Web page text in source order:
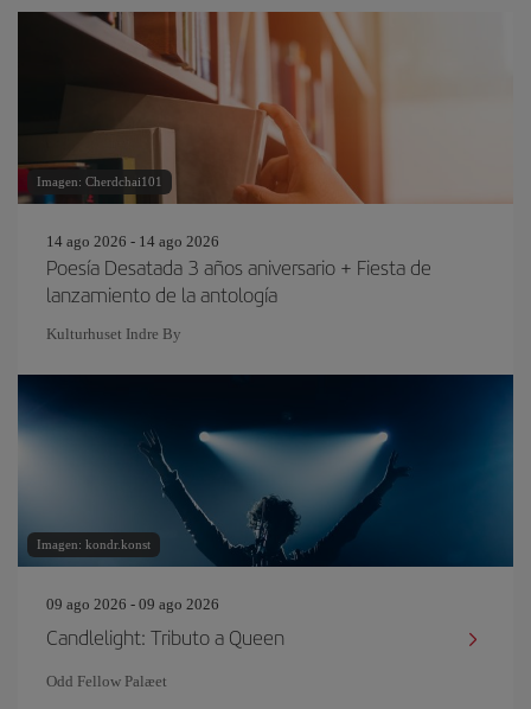
Imagen: Cherdchai101
14 ago 2026 - 14 ago 2026
Poesía Desatada 3 años aniversario + Fiesta de
lanzamiento de la antología
Kulturhuset Indre By
Imagen: kondr.konst
09 ago 2026 - 09 ago 2026
Candlelight: Tributo a Queen
Odd Fellow Palæet